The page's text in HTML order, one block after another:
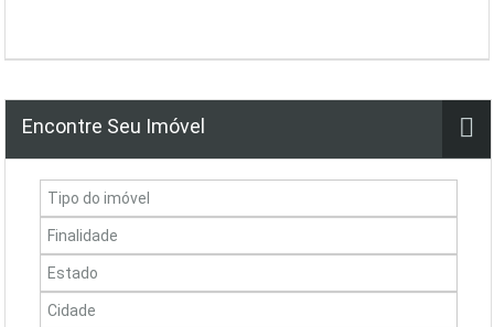
Encontre Seu Imóvel